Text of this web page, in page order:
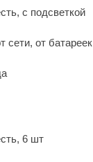
с подсветкой
сети, от батареек
6 шт